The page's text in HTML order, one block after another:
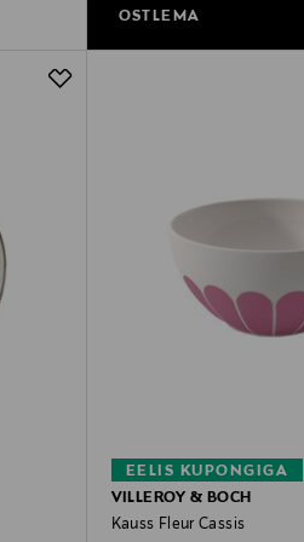
OSTLEMA
EELIS KUPONGIGA
VILLEROY & BOCH
Kauss Fleur Cassis